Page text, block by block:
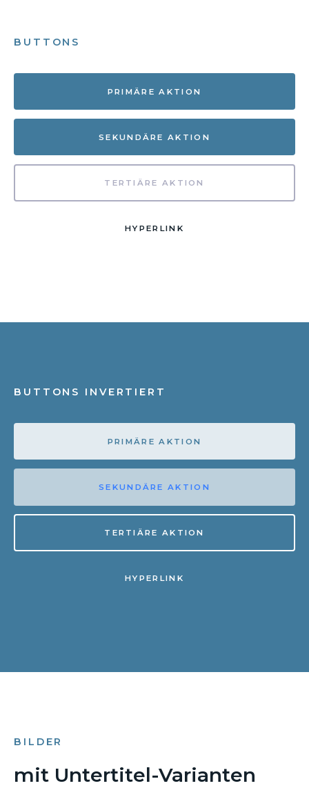
BUTTONS
PRIMÄRE AKTION
SEKUNDÄRE AKTION
TERTIÄRE AKTION
HYPERLINK
BUTTONS INVERTIERT
PRIMÄRE AKTION
SEKUNDÄRE AKTION
TERTIÄRE AKTION
HYPERLINK
BILDER
mit Untertitel-Varianten